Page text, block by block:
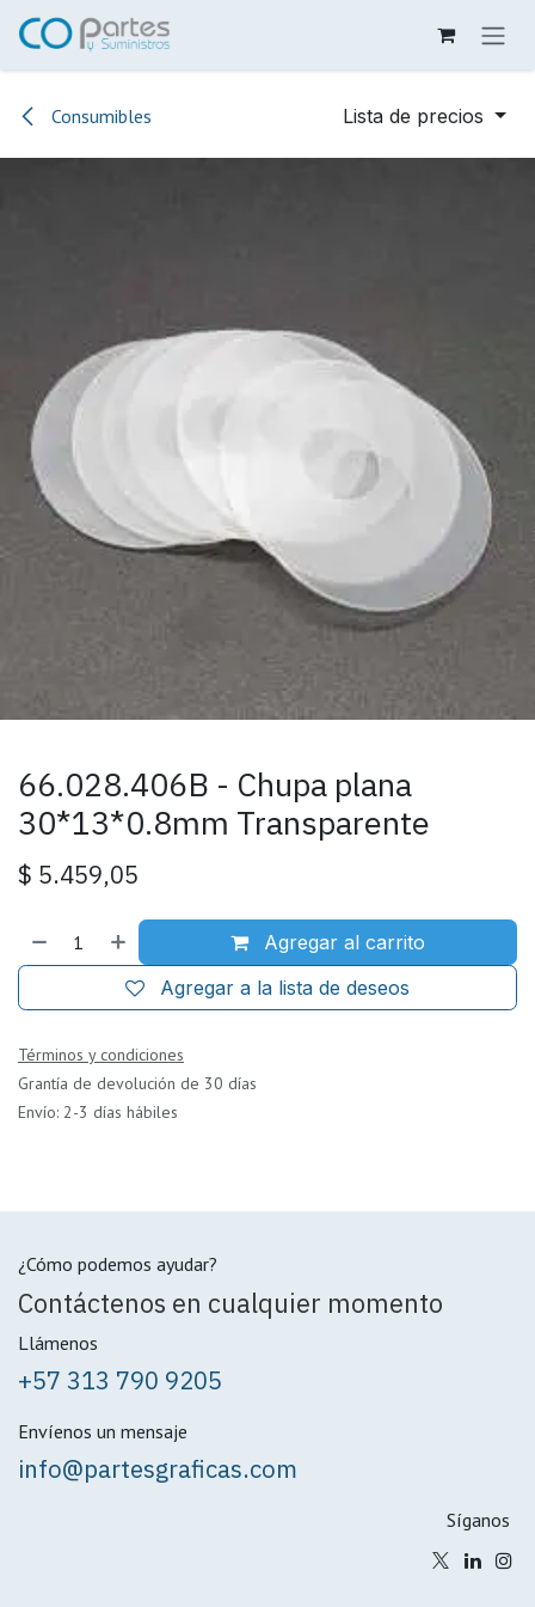
Ir al contenido
Consumibles Lista de precios
66.028.406B - Chupa plana
30*13*0.8mm Transparente
$ 5.459,05
Agregar al carrito
Agregar a la lista de deseos
Términos y condiciones
Grantía de devolución de 30 días
Envío: 2-3 días hábiles
¿Cómo podemos ayudar?
Contáctenos en cualquier momento
Llámenos
+57 313 790 9205
Envíenos un mensaje
info@partesgraficas.com
Síganos